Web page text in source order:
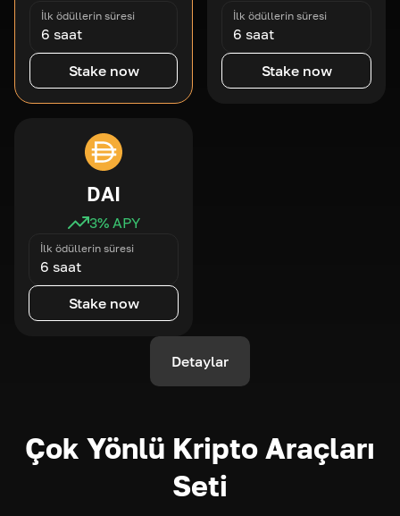
İlk ödüllerin süresi
6 saat
Stake now
İlk ödüllerin süresi
6 saat
Stake now
DAI
3% APY
İlk ödüllerin süresi
6 saat
Stake now
Detaylar
Çok Yönlü Kripto Araçları
Seti